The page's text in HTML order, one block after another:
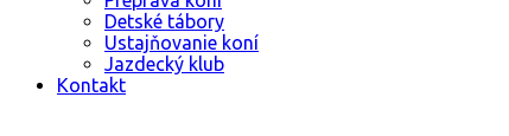
Detské tábory
Ustajňovanie koní
Jazdecký klub
Kontakt